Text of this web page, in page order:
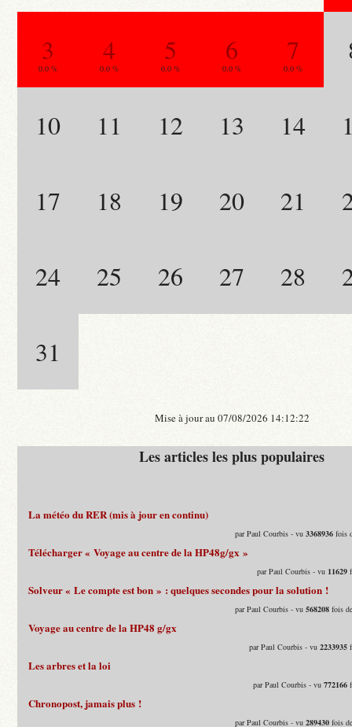
3
0.0 %
4
0.0 %
5
0.0 %
6
0.0 %
7
0.0 %
10 11 12 13 14
17 18 19 20 21
24 25 26 27 28
31
Mise à jour au 07/08/2026 14:12:22
Les articles les plus populaires
La météo du RER (mis à jour en continu)
par Paul Courbis - vu3368936 fois
Télécharger « Voyage au centre de la HP48g/gx »
par Paul Courbis - vu 11629
Solveur « Le compte est bon » : quelques secondes pour la solution !
par Paul Courbis - vu568208 fois
Voyage au centre de la HP48 g/gx
par Paul Courbis - vu2233935
Les arbres et la loi
par Paul Courbis - vu772166
Chronopost, jamais plus !
par Paul Courbis - vu289430 fois